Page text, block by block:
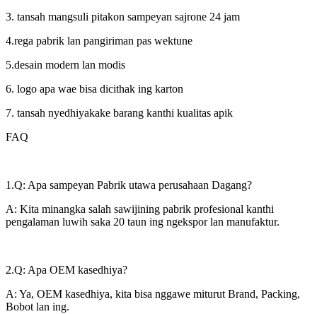
3. tansah mangsuli pitakon sampeyan sajrone 24 jam
4.rega pabrik lan pangiriman pas wektune
5.desain modern lan modis
6. logo apa wae bisa dicithak ing karton
7. tansah nyedhiyakake barang kanthi kualitas apik
FAQ
1.Q: Apa sampeyan Pabrik utawa perusahaan Dagang?
A: Kita minangka salah sawijining pabrik profesional kanthi
pengalaman luwih saka 20 taun ing ngekspor lan manufaktur.
2.Q: Apa OEM kasedhiya?
A: Ya, OEM kasedhiya, kita bisa nggawe miturut Brand, Packing,
Bobot lan ing.